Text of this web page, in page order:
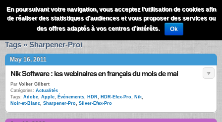
QuestionsPhoto Menu
Tags » Sharpener-Proi
May 16, 2011
Nik Software : les webinaires en français du mois de mai
Par Volker Gilbert
Catégories: Actualités
Tags: Adobe, Apple, Événements, HDR, HDR-Efex-Pro, Nik,
Noir-et-Blanc, Sharpener-Pro, Silver-Efex-Pro
En poursuivant votre navigation, vous acceptez l'utilisation de cookies afin
de réaliser des statistiques d'audiences et vous proposer des services ou
des offres adaptés à vos centres d'intérêts.
Ok